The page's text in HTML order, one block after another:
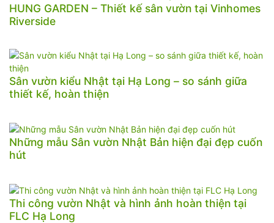
HUNG GARDEN – Thiết kế sân vườn tại Vinhomes
Riverside
Sân vườn kiểu Nhật tại Hạ Long – so sánh giữa
thiết kế, hoàn thiện
Những mẫu Sân vườn Nhật Bản hiện đại đẹp cuốn
hút
Thi công vườn Nhật và hình ảnh hoàn thiện tại
FLC Hạ Long